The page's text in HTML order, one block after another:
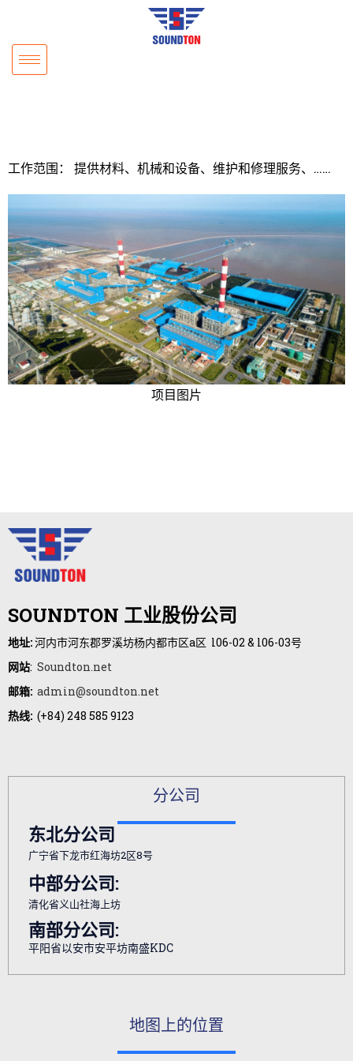
工作范围： 提供材料、机械和设备、维护和修理服务、……
项目图片
SOUNDTON 工业股份公司
地址:河内市河东郡罗溪坊杨内都市区a区 l06-02 & l06-03号
网站: Soundton.net
邮箱: admin@soundton.net
热线: (+84) 248 585 9123
分公司
东北分公司
广宁省下龙市红海坊2区8号
中部分公司:
清化省义山社海上坊
南部分公司:
平阳省以安市安平坊南盛KDC
地图上的位置